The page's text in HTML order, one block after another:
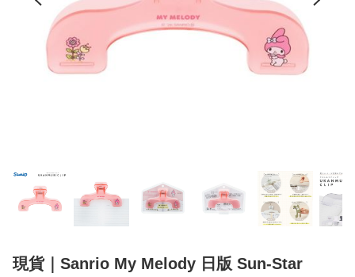
現貨｜Sanrio My Melody 日版 Sun-Star